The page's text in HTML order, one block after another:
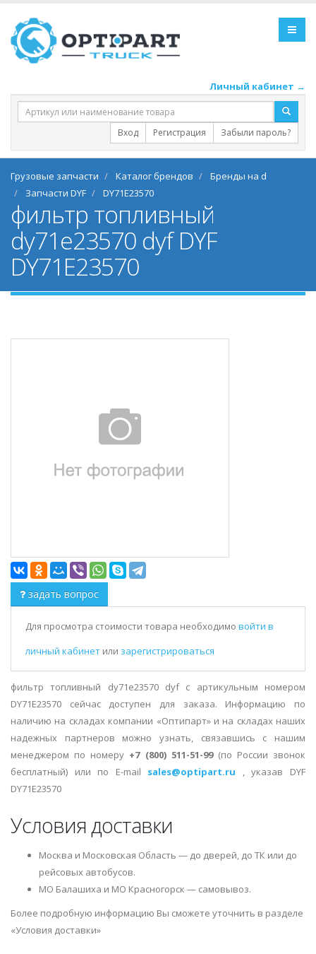
Личный кабинет →
Вход Регистрация Забыли пароль?
Грузовые запчасти Каталог брендов
Бренды на d
Запчасти DYF
DY71E23570
фильтр топливный
dy71e23570 dyf DYF
DY71E23570
задать вопрос
Для просмотра стоимости товара необходимо войти в
личный кабинет или зарегистрироваться
фильтр топливный dy71e23570 dyf с артикульным номером
DY71E23570 сейчас доступен для заказа. Информацию по
наличию на складах компании «Оптипарт» и на складах наших
надежных партнеров можно узнать, связавшись с нашим
менеджером по номеру +7 (800) 511-51-99(по России звонок
бесплатный) или по E-mail sales@optipart.ru
, указав DYF
DY71E23570
Условия доставки
Москва и Московская Область — до дверей, до ТК или до
рейсовых автобусов.
МО Балашиха и МО Красногорск — самовывоз.
Более подробную информацию Вы сможете уточнить в разделе
«Условия доставки»